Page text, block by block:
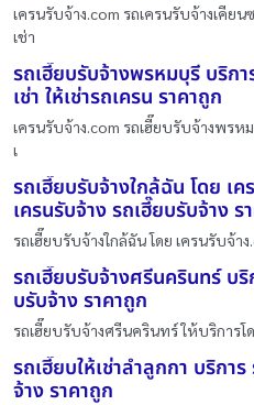
เครนรับจ้าง.com รถเครนรับจ้างเคีย
เช่า
รถเฮี๊ยบรับจ้างพรหมบุรี บริกา
เช่า ให้เช่ารถเครน ราคาถูก
เครนรับจ้าง.com รถเฮี๊ยบรับจ้างพรห
เ
รถเฮี๊ยบรับจ้างใกล้ฉัน โดย เ
เครนรับจ้าง รถเฮี๊ยบรับจ้าง ร
รถเฮี๊ยบรับจ้างใกล้ฉัน โดย เครนรับจ้า
รถเฮี๊ยบรับจ้างศรีนครินทร์ บริ
บรับจ้าง ราคาถูก
รถเฮี๊ยบรับจ้างศรีนครินทร์ ให้บริการโ
รถเฮี๊ยบให้เช่าลำลูกกา บริกา
จ้าง ราคาถูก